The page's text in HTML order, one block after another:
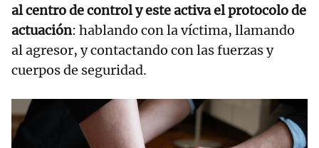
al centro de control y este activa el protocolo de
actuación: hablando con la víctima, llamando
al agresor, y contactando con las fuerzas y
cuerpos de seguridad.